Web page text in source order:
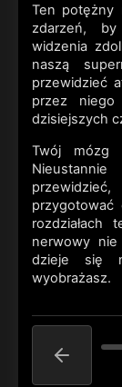
Ten potężny
zdarzeń, by
widzenia
naszą
przewidzieć
przez
dzisiejszych
Twój mózg
przygotować
rozdziałach
nerwowy
dzieje się
wyobrażasz.